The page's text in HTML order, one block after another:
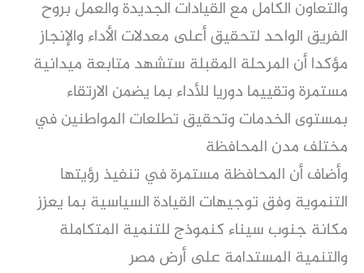
والتعاون الكامل مع القيادات الجديدة والعمل بروح
الفريق الواحد لتحقيق أعلى معدلات الأداء والإنجاز
مؤكدا أن المرحلة المقبلة ستشهد متابعة ميدانية
مستمرة وتقييما دوريا للأداء بما يضمن الارتقاء
بمستوى الخدمات وتحقيق تطلعات المواطنين في
مختلف مدن المحافظة
وأضاف أن المحافظة مستمرة في تنفيذ رؤيتها
التنموية وفق توجيهات القيادة السياسية بما يعزز
مكانة جنوب سيناء كنموذج للتنمية المتكاملة
والتنمية المستدامة على أرض مصر